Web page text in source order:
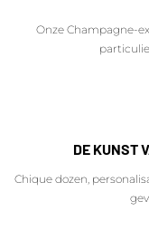
Onze Champagne-
DE KUNST
Chique dozen,